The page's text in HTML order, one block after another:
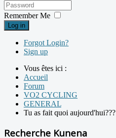
Remember Me
Log in
Forgot Login?
Sign up
Vous êtes ici :
Accueil
Forum
VO2 CYCLING
GENERAL
Tu as fait quoi aujourd'hui???
Recherche Kunena